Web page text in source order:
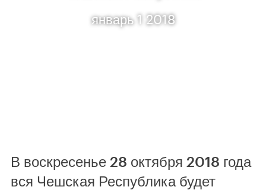
январь 1 2018
В воскресенье 28 октября 2018 года
вся Чешская Республика будет